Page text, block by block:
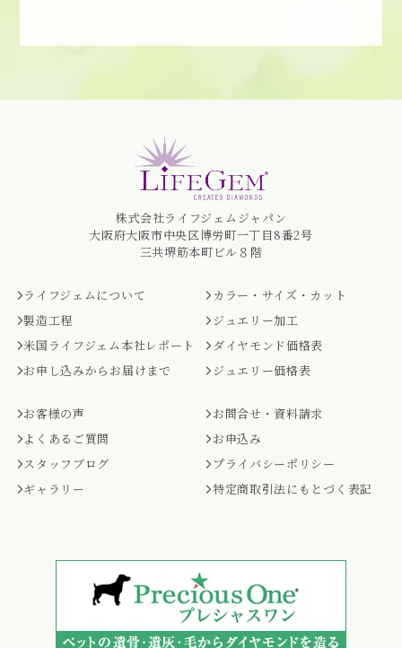
株式会社ライフジェムジャパン
大阪府大阪市中央区博労町一丁目8番2号
三共堺筋本町ビル８階
ライフジェムについて
製造工程
米国ライフジェム本社レポート
お申し込みからお届けまで
カラー・サイズ・カット
ジュエリー加工
ダイヤモンド価格表
ジュエリー価格表
お客様の声
よくあるご質問
スタッフブログ
ギャラリー
お問合せ・資料請求
お申込み
プライバシーポリシー
特定商取引法にもとづく表記